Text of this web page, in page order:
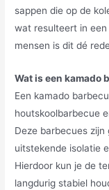
sappen die op de
wat resulteert in
mensen is dit dé
Wat is een kamado
Een kamado
houtskoolbarbecue
Deze barbecues
uitstekende isolatie
Hierdoor kun je de
langdurig stabiel